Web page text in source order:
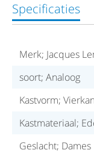
Specificaties
Merk; Jacques
soort; Analoog
Kastvorm;
Kastmateriaal;
Geslacht; Dames